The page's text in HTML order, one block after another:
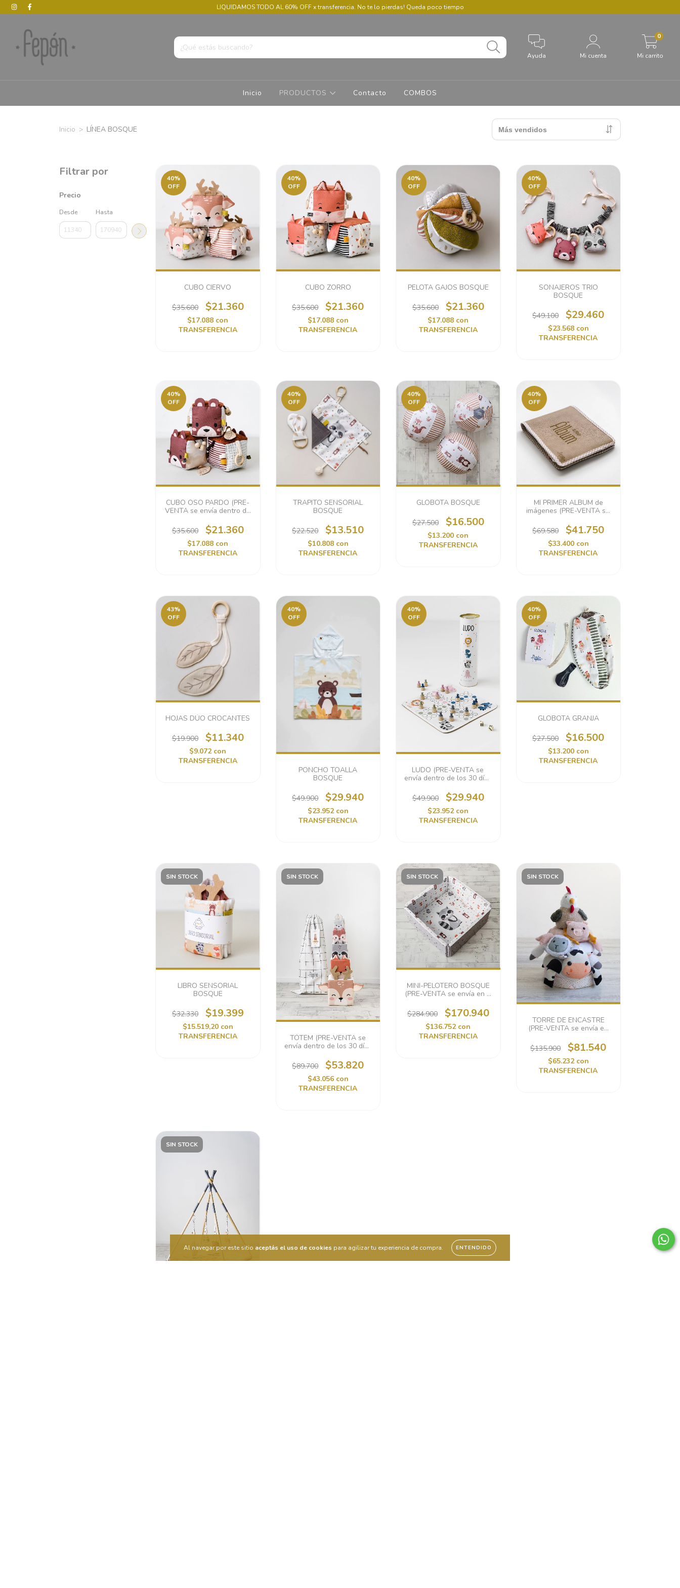
LIQUIDAMOS TODO AL 60% OFF x transferencia. No te lo pierdas! Queda poco tiempo
Ayuda Mi cuenta Mi carrito
0
Inicio PRODUCTOS Contacto COMBOS
Al navegar por este sitio aceptás el uso de cookies para agilizar tu experiencia de compra. ENTENDIDO
Inicio > LÍNEA BOSQUE
Filtrar por
Precio
Desde Hasta
40%
OFF
CUBO CIERVO
$35.600 $21.360
$17.088 con
TRANSFERENCIA
40%
OFF
CUBO ZORRO
$35.600 $21.360
$17.088 con
TRANSFERENCIA
40%
OFF
PELOTA GAJOS BOSQUE
$35.600 $21.360
$17.088 con
TRANSFERENCIA
40%
OFF
SONAJEROS TRIO
BOSQUE
$49.100 $29.460
$23.568 con
TRANSFERENCIA
40%
OFF
CUBO OSO PARDO (PRE-
VENTA se envía dentro de
$35.600
$21.360
$17.088 con
TRANSFERENCIA
40%
OFF
TRAPITO SENSORIAL
BOSQUE
$22.520 $13.510
$10.808 con
TRANSFERENCIA
40%
OFF
GLOBOTA BOSQUE
$27.500 $16.500
$13.200 con
TRANSFERENCIA
40%
OFF
MI PRIMER ALBUM de
imágenes (PRE-VENTA se
hábiles)
$69.580 $41.750
$33.400 con
TRANSFERENCIA
43%
OFF
HOJAS DÚO CROCANTES
$19.900 $11.340
$9.072 con
TRANSFERENCIA
40%
OFF
PONCHO TOALLA
BOSQUE
$49.900 $29.940
$23.952 con
TRANSFERENCIA
40%
OFF
LUDO (PRE-VENTA se
envía dentro de los 30 días
$49.900
$29.940
$23.952 con
TRANSFERENCIA
40%
OFF
GLOBOTA GRANJA
$27.500 $16.500
$13.200 con
TRANSFERENCIA
SIN STOCK
LIBRO SENSORIAL
BOSQUE
$32.330 $19.399
$15.519,20 con
TRANSFERENCIA
SIN STOCK
TÓTEM (PRE-VENTA se
envía dentro de los 30 días
$89.700
$53.820
$43.056 con
TRANSFERENCIA
SIN STOCK
MINI-PELOTERO BOSQUE
(PRE-VENTA se envía en 7
$284.900
$170.940
$136.752 con
TRANSFERENCIA
SIN STOCK
TORRE DE ENCASTRE
(PRE-VENTA se envía en
$135.900
$81.540
$65.232 con
TRANSFERENCIA
SIN STOCK